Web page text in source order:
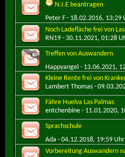
N.I.E beantragen
Peter F - 18.02.2016, 13:29
Noch Ladefläche frei von
RN19 - 30.11.2021, 01:28
Treffen von Auswandern
Happyangel - 13.06.2021,
Kleine Rente frei von
Lambert Thomas -
Fähre Huelva Las Palmas
entchenbine - 11.01.2020,
Sprachschule
Ada - 04.12.2018, 19:59 Uhr
Vorbereitung Auswandern